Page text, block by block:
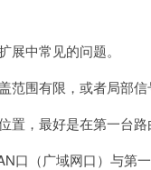
中常见的问题。
围有限，或者局部信
，最好是在第一台路
（广域网口）与第一